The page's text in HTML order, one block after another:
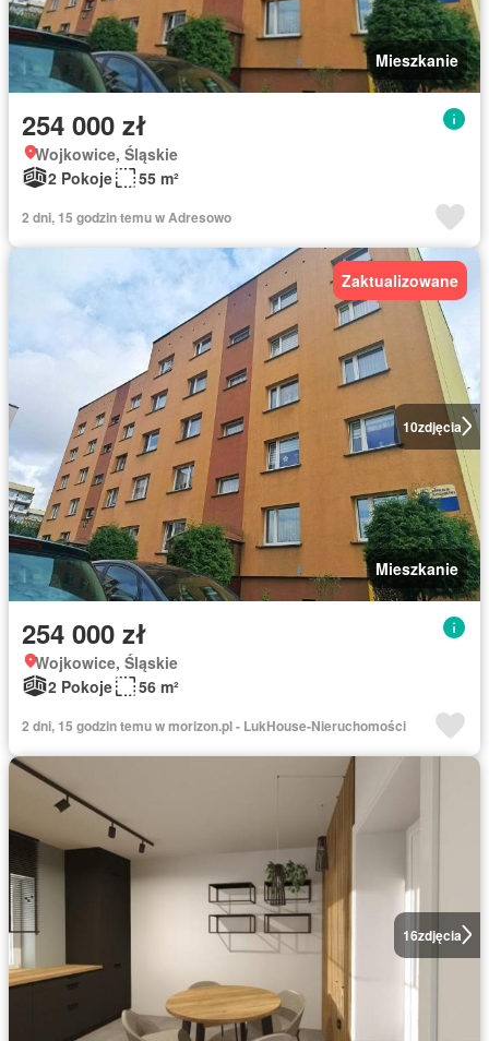
Mieszkanie
254 000 zł
Wojkowice, Śląskie
2 Pokoje
55 m²
2 dni, 15 godzin temu w Adresowo
10zdjęcia
Zaktualizowane
Mieszkanie
254 000 zł
Wojkowice, Śląskie
2 Pokoje
56 m²
2 dni, 15 godzin temu w morizon.pl - LukHouse-Nieruchomości
16zdjęcia